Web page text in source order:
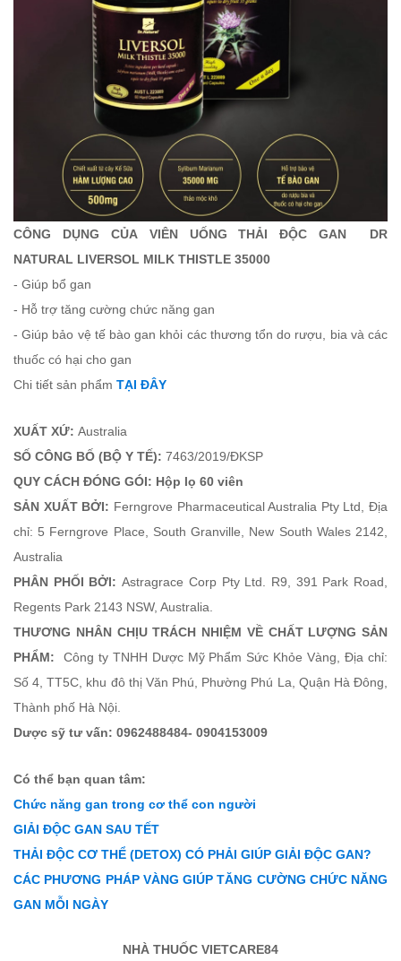
CÔNG DỤNG CỦA VIÊN UỐNG THẢI ĐỘC GAN DR
NATURAL LIVERSOL MILK THISTLE 35000
- Giúp bổ gan
- Hỗ trợ tăng cường chức năng gan
- Giúp bảo vệ tế bào gan khỏi các thương tổn do rượu, bia và các
thuốc có hại cho gan
Chi tiết sản phẩm TẠI ĐÂY
XUẤT XỨ: Australia
SỐ CÔNG BỐ (BỘ Y TẾ): 7463/2019/ĐKSP
QUY CÁCH ĐÓNG GÓI: Hộp lọ 60 viên
SẢN XUẤT BỞI: Ferngrove Pharmaceutical Australia Pty Ltd, Địa
chỉ: 5 Ferngrove Place, South Granville, New South Wales 2142,
Australia
PHÂN PHỐI BỞI: Astragrace Corp Pty Ltd. R9, 391 Park Road,
Regents Park 2143 NSW, Australia.
THƯƠNG NHÂN CHỊU TRÁCH NHIỆM VỀ CHẤT LƯỢNG SẢN
PHẨM: Công ty TNHH Dược Mỹ Phẩm Sức Khỏe Vàng, Địa chỉ:
Số 4, TT5C, khu đô thị Văn Phú, Phường Phú La, Quận Hà Đông,
Thành phố Hà Nội.
Dược sỹ tư vấn: 0962488484- 0904153009
Có thể bạn quan tâm:
Chức năng gan trong cơ thể con người
GIẢI ĐỘC GAN SAU TẾT
THẢI ĐỘC CƠ THỂ (DETOX) CÓ PHẢI GIÚP GIẢI ĐỘC GAN?
CÁC PHƯƠNG PHÁP VÀNG GIÚP TĂNG CƯỜNG CHỨC NĂNG
GAN MỖI NGÀY
NHÀ THUỐC VIETCARE84